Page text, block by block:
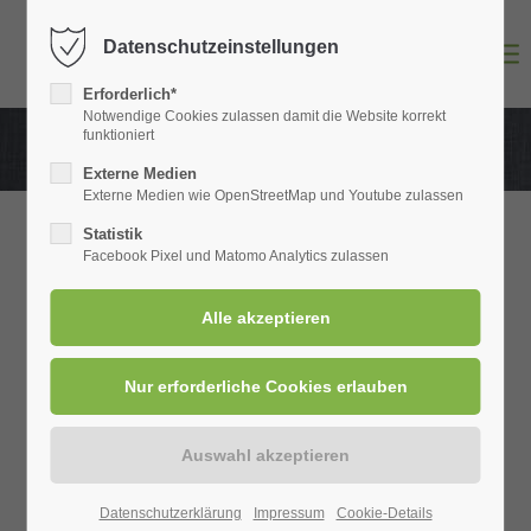
Login
Benutzername
Passwort
Register|Lost your password?
Support
NEWS OF THE WEEK -
Datenschutzeinstellungen
Erforderlich*
Notwendige Cookies zulassen damit die Website korrekt
funktioniert
Externe Medien
Externe Medien wie OpenStreetMap und Youtube zulassen
Statistik
Facebook Pixel und Matomo Analytics zulassen
Datenschutzerklärung Impressum Cookie-Details